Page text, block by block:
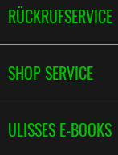
RÜCKRUFSERVICE
SHOP SERVICE
ULISSES E-BOOKS